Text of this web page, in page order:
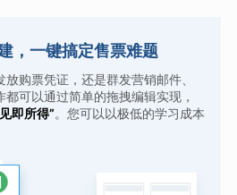
，一键搞定售票难题
购票凭证，还是群发营销邮件、
可以通过简单的拖拽编辑实现，
即所得”。您可以以极低的学习成本